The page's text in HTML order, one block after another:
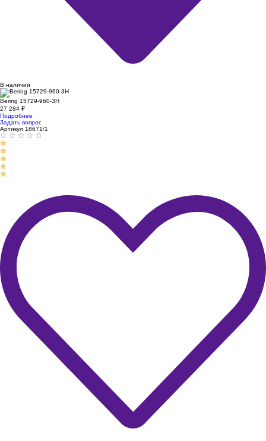
В наличии
Bering 15729-960-3H
27 284 ₽
Подробнее
Задать вопрос
Артикул 18671/1